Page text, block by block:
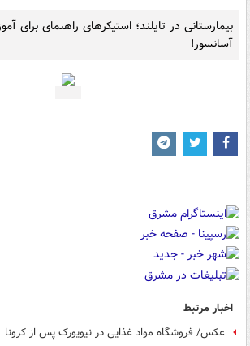
بیمارستانی در تایلند؛ استیکرهای راهنمای برای
آسانسور!
اخبار مرتبط
عکس/ فروشگاه مواد غذایی در نیویورک پس از کرونا